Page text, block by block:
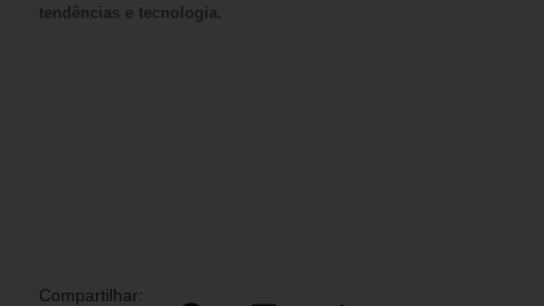
tendências e tecnologia.
Compartilhar: